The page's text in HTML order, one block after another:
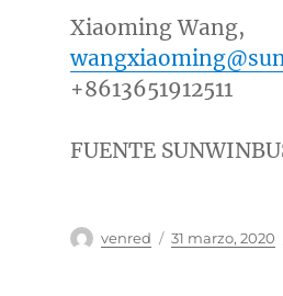
Xiaoming Wang,
+8613651912511
FUENTE
Autor
venred
Publicado
31 marzo, 2020